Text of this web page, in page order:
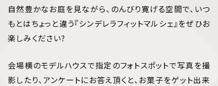
自然豊かなお庭を見ながら、のんびり寛げる空間で、いつ
もとはちょっと違う『シンデレラフィットマルシェ』をぜひお
楽しみください?
会場横のモデルハウスで指定のフォトスポットで写真を撮
影したり、アンケートにお答え頂くと、お菓子をゲット出来